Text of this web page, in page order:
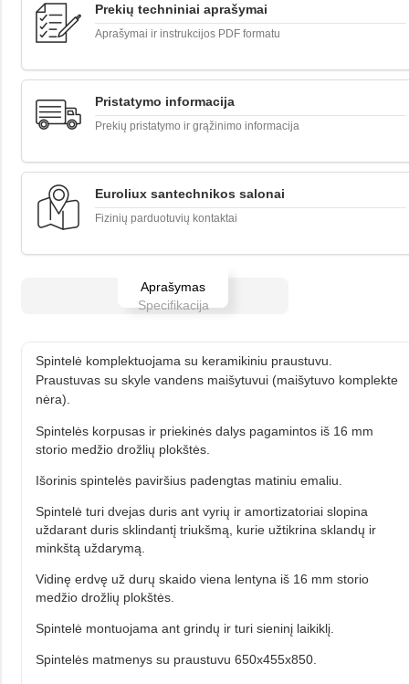
Prekių techniniai aprašymai
Aprašymai ir instrukcijos PDF formatu
Pristatymo informacija
Prekių pristatymo ir grąžinimo informacija
Euroliux santechnikos salonai
Fizinių parduotuvių kontaktai
Aprašymas
Specifikacija
Spintelė komplektuojama su keramikiniu praustuvu.
Praustuvas su skyle vandens maišytuvui (maišytuvo komplekte
nėra).
Spintelės korpusas ir priekinės dalys pagamintos iš 16 mm
storio medžio drožlių plokštės.
Išorinis spintelės paviršius padengtas matiniu emaliu.
Spintelė turi dvejas duris ant vyrių ir amortizatoriai slopina
uždarant duris sklindantį triukšmą, kurie užtikrina sklandų ir
minkštą uždarymą.
Vidinę erdvę už durų skaido viena lentyna iš 16 mm storio
medžio drožlių plokštės.
Spintelė montuojama ant grindų ir turi sieninį laikiklį.
Spintelės matmenys su praustuvu 650x455x850.